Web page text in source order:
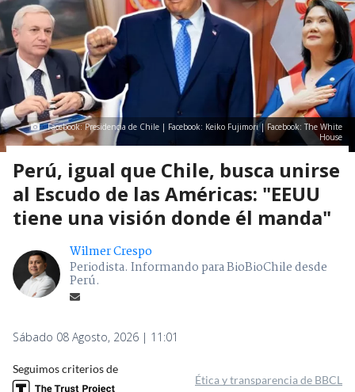
Facebook: Presidencia de Chile | Facebook: Keiko Fujimori | Facebook: The White
House
Perú, igual que Chile, busca unirse
al Escudo de las Américas: "EEUU
tiene una visión donde él manda"
Wilmer Crespo
Periodista. Informando para BioBioChile desde
Perú.
Sábado 08 Agosto, 2026 | 11:01
Seguimos criterios de
Ética y transparencia de BBCL